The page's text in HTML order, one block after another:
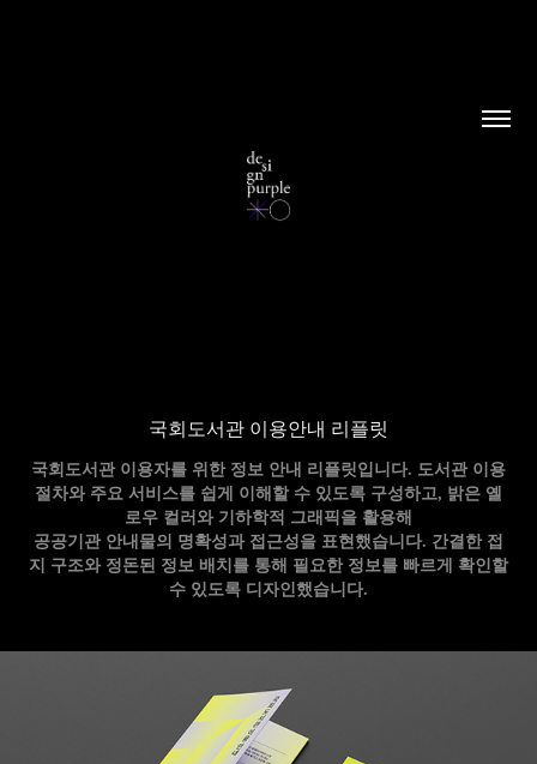
국회도서관 이용안내 리플릿
국회도서관 이용자를 위한 정보 안내 리플릿입니다. 도서관 이용
절차와 주요 서비스를 쉽게 이해할 수 있도록 구성하고, 밝은 옐
로우 컬러와 기하학적 그래픽을 활용해
공공기관 안내물의 명확성과 접근성을 표현했습니다. 간결한 접
지 구조와 정돈된 정보 배치를 통해 필요한 정보를 빠르게 확인할
수 있도록 디자인했습니다.